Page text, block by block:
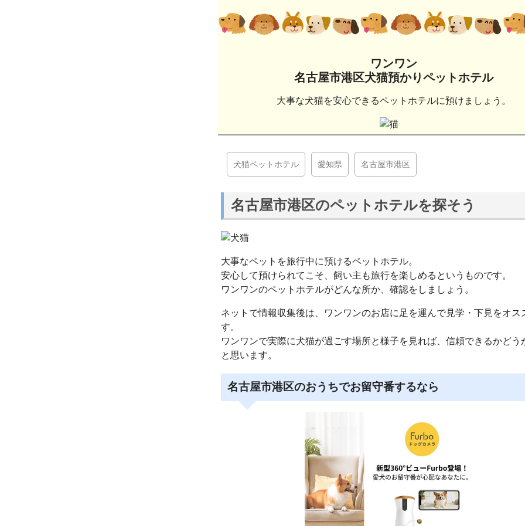
ワンワン
名古屋市港区犬猫預かりペットホテル
大事な犬猫を安心できるペットホテルに預けましょう。
犬猫ペットホテル 愛知県 名古屋市港区
名古屋市港区のペットホテルを探そう
大事なペットを旅行中に預けるペットホテル。
安心して預けられてこそ、飼い主も旅行を楽しめるというものです。
ワンワンのペットホテルがどんな所か、確認をしましょう。
ネットで情報収集後は、ワンワンのお店に足を運んで見学・下見をオス
す。
ワンワンで実際に犬猫が過ごす場所と様子を見れば、信頼できるかどう
と思います。
名古屋市港区のおうちでお留守番するなら